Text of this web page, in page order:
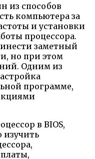
из способов
компьютера за
и установки
процессора.
заметный
но при этом
Одним из
программе,
в BIOS,
изучить